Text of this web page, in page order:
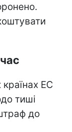
країнах ЕС
тиші
до